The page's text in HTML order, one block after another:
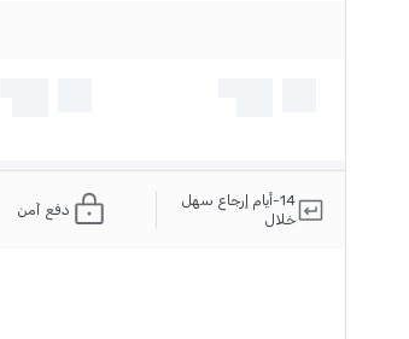
14-أيام إرجاع سهل
خلال
دفع آمن